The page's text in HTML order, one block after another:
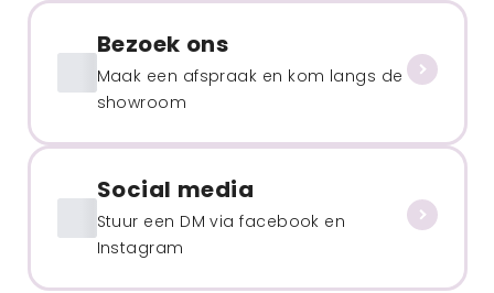
Bezoek ons
Maak een afspraak en kom langs de
showroom
Social media
Stuur een DM via facebook en
Instagram